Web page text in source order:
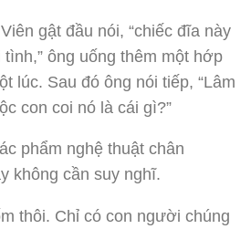
gật đầu nói, “chiếc đĩa này
ông uống thêm một hớp
lúc. Sau đó ông nói tiếp, “Lâm
con coi nó là cái gì?”
phẩm nghệ thuật chân
không cần suy nghĩ.
thôi. Chỉ có con người chúng